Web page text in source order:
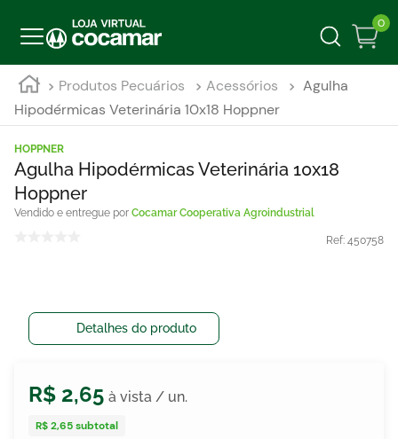
0
Produtos Pecuários Acessórios
Agulha
Hipodérmicas Veterinária 10x18 Hoppner
HOPPNER
Agulha Hipodérmicas Veterinária 10x18
Hoppner
Cocamar Cooperativa Agroindustrial
Ref: 450758
Detalhes do produto
R$ 2,65
R$ 2,65subtotal